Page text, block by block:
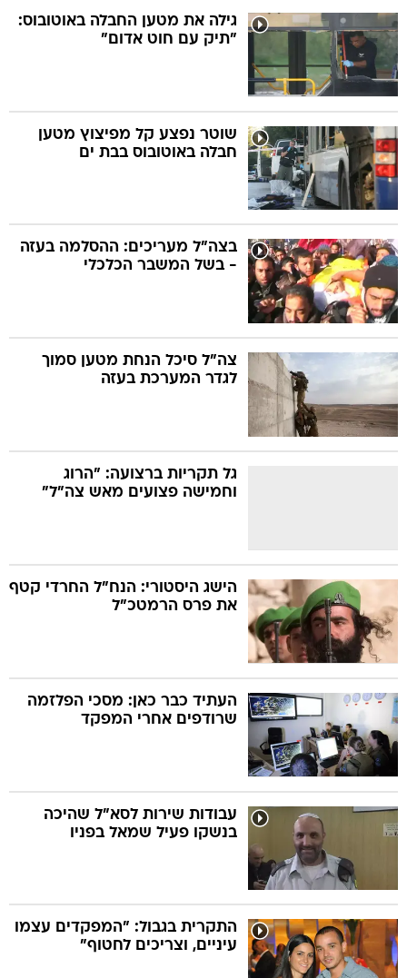
גילה את מטען החבלה באוטובוס:
"תיק עם חוט אדום"
שוטר נפצע קל מפיצוץ מטען
חבלה באוטובוס בבת ים
בצה"ל מעריכים: ההסלמה בעזה
- בשל המשבר הכלכלי
צה"ל סיכל הנחת מטען סמוך
לגדר המערכת בעזה
גל תקריות ברצועה: "הרוג
וחמישה פצועים מאש צה"ל"
הישג היסטורי: הנח"ל החרדי קטף
את פרס הרמטכ"ל
העתיד כבר כאן: מסכי הפלזמה
שרודפים אחרי המפקד
עבודות שירות לסא"ל שהיכה
בנשקו פעיל שמאל בפניו
התקרית בגבול: "המפקדים עצמו
עיניים, וצריכים לחטוף"